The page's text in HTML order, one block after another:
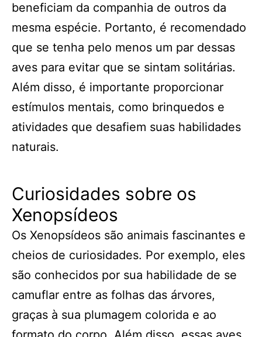
beneficiam da companhia de outros da
mesma espécie. Portanto, é recomendado
que se tenha pelo menos um par dessas
aves para evitar que se sintam solitárias.
Além disso, é importante proporcionar
estímulos mentais, como brinquedos e
atividades que desafiem suas habilidades
naturais.
Curiosidades sobre os
Xenopsídeos
Os Xenopsídeos são animais fascinantes e
cheios de curiosidades. Por exemplo, eles
são conhecidos por sua habilidade de se
camuflar entre as folhas das árvores,
graças à sua plumagem colorida e ao